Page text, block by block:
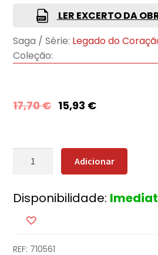
LER EXCERTO DA
Saga / Série: Legado do
Coleção:
17,70€ 15,93 €
Quantidade
Despertar
Adicionar
Disponibilidade:
REF: 710561